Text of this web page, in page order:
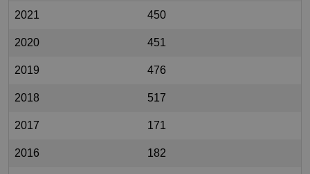
2021 450
2020 451
2019 476
2018 517
2017 171
2016 182